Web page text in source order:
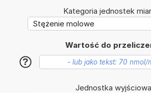
Kategoria jednostek
Wartość do
?
Jednostka